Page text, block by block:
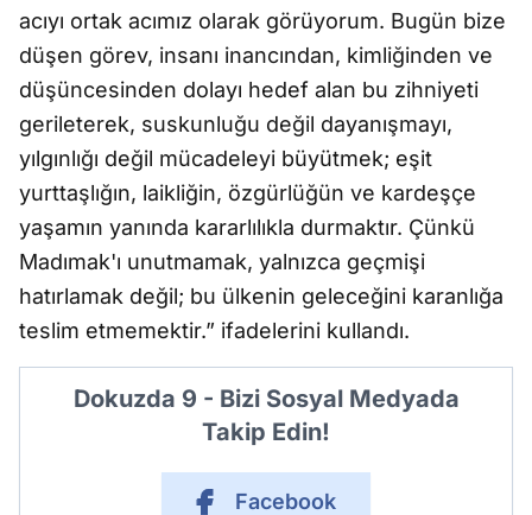
acıyı ortak acımız olarak görüyorum. Bugün bize
düşen görev, insanı inancından, kimliğinden ve
düşüncesinden dolayı hedef alan bu zihniyeti
gerileterek, suskunluğu değil dayanışmayı,
yılgınlığı değil mücadeleyi büyütmek; eşit
yurttaşlığın, laikliğin, özgürlüğün ve kardeşçe
yaşamın yanında kararlılıkla durmaktır. Çünkü
Madımak'ı unutmamak, yalnızca geçmişi
hatırlamak değil; bu ülkenin geleceğini karanlığa
teslim etmemektir.” ifadelerini kullandı.
Dokuzda 9 - Bizi Sosyal Medyada
Takip Edin!
Facebook